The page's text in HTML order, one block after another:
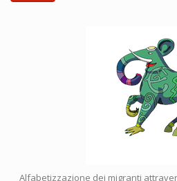
Alfabetizzazione dei migranti